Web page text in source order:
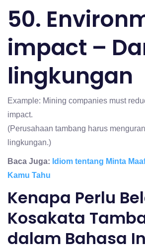
50.
impact –
lingkungan
Example: Mining companies must
impact.
(Perusahaan tambang harus
lingkungan.)
Baca Juga: Idiom tentang Minta
Kamu Tahu
Kenapa Perlu
Kosakata
dalam Bahasa